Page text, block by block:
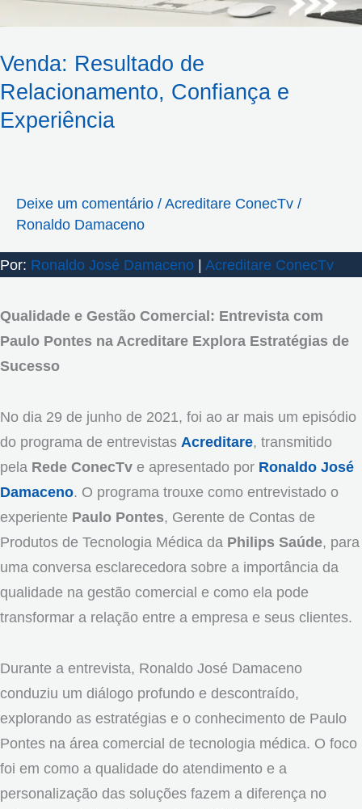
Venda: Resultado de
Relacionamento, Confiança e
Experiência
Deixe um comentário /Acreditare ConecTv /
Ronaldo Damaceno
Por: Ronaldo José Damaceno | Acreditare ConecTv
Qualidade e Gestão Comercial: Entrevista com
Paulo Pontes na Acreditare Explora Estratégias de
Sucesso
No dia 29 de junho de 2021, foi ao ar mais um episódio
do programa de entrevistas Acreditare, transmitido
pela Rede ConecTv e apresentado por Ronaldo José
Damaceno. O programa trouxe como entrevistado o
experiente Paulo Pontes, Gerente de Contas de
Produtos de Tecnologia Médica da Philips Saúde, para
uma conversa esclarecedora sobre a importância da
qualidade na gestão comercial e como ela pode
transformar a relação entre a empresa e seus clientes.
Durante a entrevista, Ronaldo José Damaceno
conduziu um diálogo profundo e descontraído,
explorando as estratégias e o conhecimento de Paulo
Pontes na área comercial de tecnologia médica. O foco
foi em como a qualidade do atendimento e a
personalização das soluções fazem a diferença no